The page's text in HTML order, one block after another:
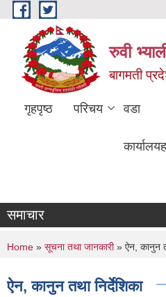
Skip to main content
रुवी
बागमती
गृहपृष्ठ परिचय वडा
समाचार
You are here
Home » सूचना तथा जानकारी» ऐन, कानुन
ऐन, कानुन तथा निर्देशिका